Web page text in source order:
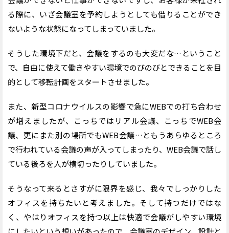
る際に、いざ会議室を予約しようとしても借りることができ
ないような状態になってしまっていました。
そうした環境下だと、会議をするのも大変だな…ということ
で、自由に使えて働きやすい環境でのびのびとできることを目
的として移転計画をスタートさせました。
また、新型コロナウイルスの影響で急にWEBでの打ち合わせ
が増えましたが、こっちではリアル会議、こっちでWEB会
議、更にまた別の場所でもWEB会議…ともうあらゆるところ
で行われている会議の声が入ってしまったり、WEB会議で話し
ている後ろを人が横切ったりしていました。
そうなって来るとさすがに限界を感じ、我々でしっかりした
オフィスを持ちたいと考えました。そして持つだけではな
く、やはりオフィスを持つ以上は快適で会議がしやすい環境